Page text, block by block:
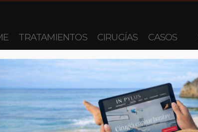
TRATAMIENTOS CIRUGÍAS CASOS